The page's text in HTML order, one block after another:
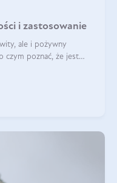
i zastosowanie
ale i pożywny
czym poznać, że jest